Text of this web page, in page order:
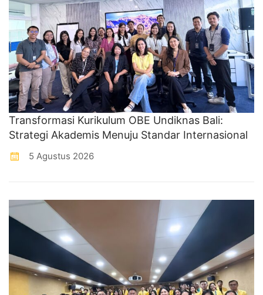
Transformasi Kurikulum OBE Undiknas Bali:
Strategi Akademis Menuju Standar Internasional
5 Agustus 2026